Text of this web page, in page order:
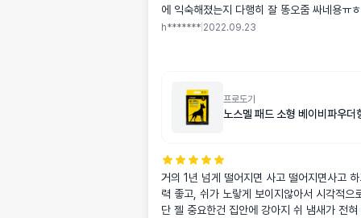
에 익숙해졌는지 다행히 잘 똥오줌 싸네용ㅠ
h******* 2022.09.23
프로도기
노스멜 패드 소형 베이비파우
거의 1년 넘게 떨어지면 사고 떨어지면사고
력 좋고, 쉬가 노랗게 보이지않아서 시각적으
단 젤 중요한건 집안에 강아지 쉬 냄새가 전